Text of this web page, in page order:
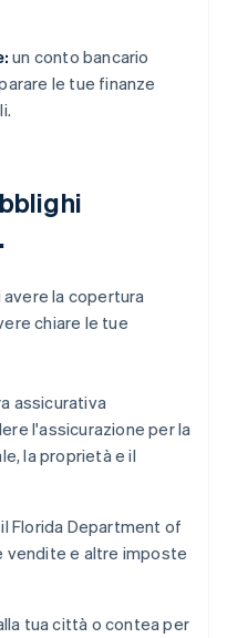
un conto bancario
le tue finanze
la copertura
chiare le tue
assicurativa
l'assicurazione per la
la proprietà e il
Florida Department of
vendite e altre imposte
tua città o contea per